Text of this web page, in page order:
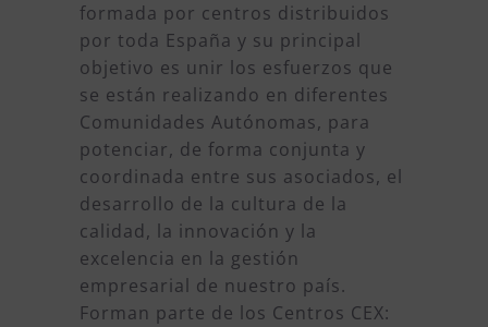
formada por centros distribuidos
por toda España y su principal
objetivo es unir los esfuerzos que
se están realizando en diferentes
Comunidades Autónomas, para
potenciar, de forma conjunta y
coordinada entre sus asociados, el
desarrollo de la cultura de la
calidad, la innovación y la
excelencia en la gestión
empresarial de nuestro país.
Forman parte de los Centros CEX: